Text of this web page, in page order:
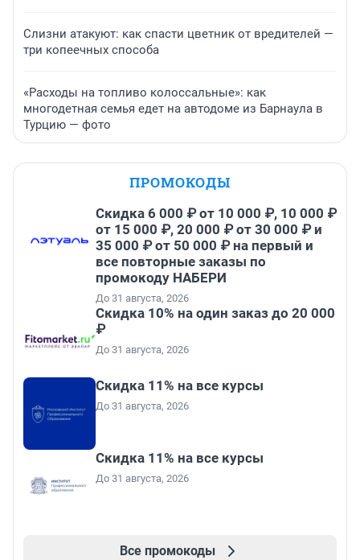
Слизни атакуют: как спасти цветник от вредителей —
три копеечных способа
«Расходы на топливо колоссальные»: как
многодетная семья едет на автодоме из Барнаула в
Турцию — фото
ПРОМОКОДЫ
Скидка 6 000 ₽ от 10 000 ₽, 10 000 ₽
от 15 000 ₽, 20 000 ₽ от 30 000 ₽ и
35 000 ₽ от 50 000 ₽ на первый и
все повторные заказы по
промокоду НАБЕРИ
До 31 августа, 2026
Скидка 10% на один заказ до 20 000
₽
До 31 августа, 2026
Скидка 11% на все курсы
До 31 августа, 2026
Скидка 11% на все курсы
До 31 августа, 2026
Все промокоды